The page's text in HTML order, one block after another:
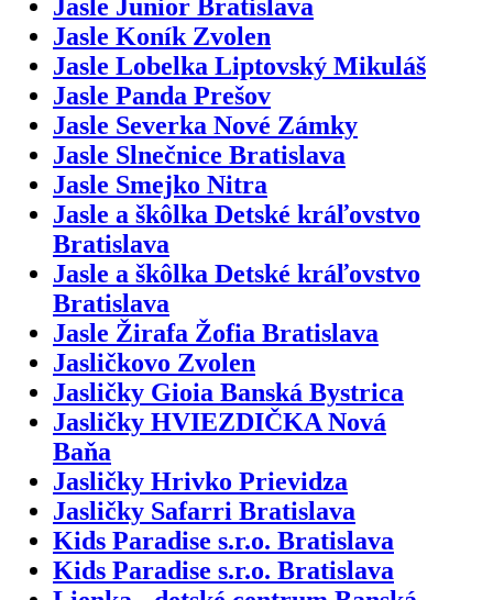
Jasle Junior Bratislava
Jasle Koník Zvolen
Jasle Lobelka Liptovský Mikuláš
Jasle Panda Prešov
Jasle Severka Nové Zámky
Jasle Slnečnice Bratislava
Jasle Smejko Nitra
Jasle a škôlka Detské kráľovstvo
Bratislava
Jasle a škôlka Detské kráľovstvo
Bratislava
Jasle Žirafa Žofia Bratislava
Jasličkovo Zvolen
Jasličky Gioia Banská Bystrica
Jasličky HVIEZDIČKA Nová
Baňa
Jasličky Hrivko Prievidza
Jasličky Safarri Bratislava
Kids Paradise s.r.o. Bratislava
Kids Paradise s.r.o. Bratislava